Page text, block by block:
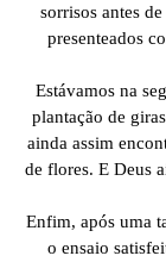
sorrisos antes
presenteados
Estávamos na
plantação de
ainda assim
de flores. E Deus
Enfim, após uma
o ensaio